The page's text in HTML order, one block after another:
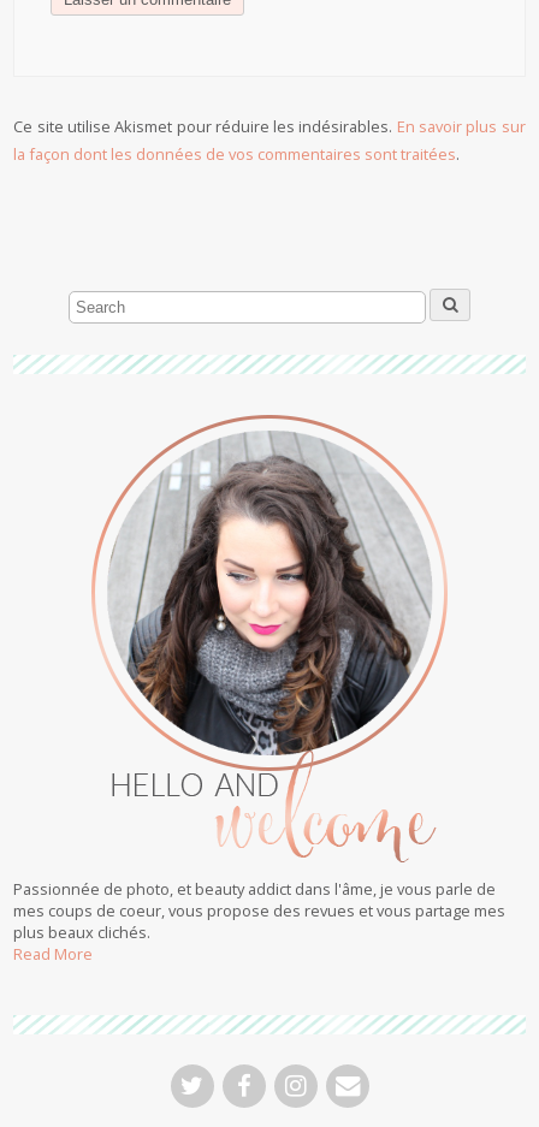
Ce site utilise Akismet pour réduire les indésirables. En savoir plus sur
la façon dont les données de vos commentaires sont traitées.
Passionnée de photo, et beauty addict dans l'âme, je vous parle de
mes coups de coeur, vous propose des revues et vous partage mes
plus beaux clichés.
Read More